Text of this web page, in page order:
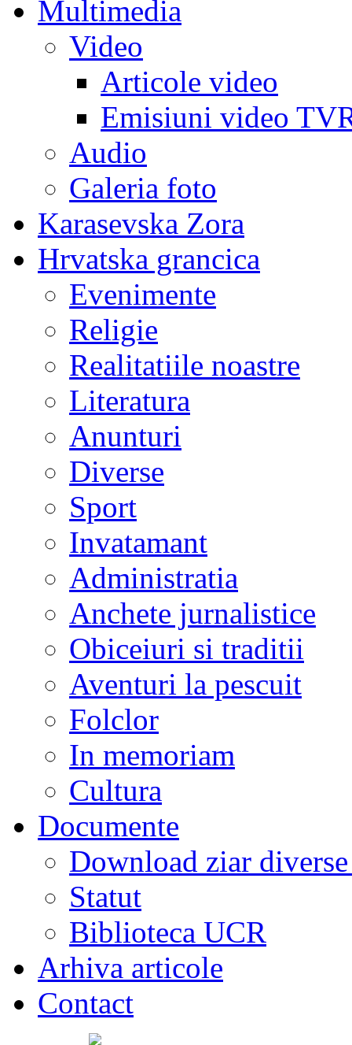
Multimedia
Video
Articole video
Emisiuni video
Audio
Galeria foto
Karasevska Zora
Hrvatska grancica
Evenimente
Religie
Realitatiile noastre
Literatura
Anunturi
Diverse
Sport
Invatamant
Administratia
Anchete jurnalistice
Obiceiuri si traditii
Aventuri la pescuit
Folclor
In memoriam
Cultura
Documente
Download ziar
Statut
Biblioteca UCR
Arhiva articole
Contact